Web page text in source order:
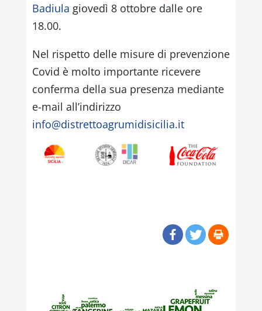
Badiula giovedì 8 ottobre dalle ore
18.00.
Nel rispetto delle misure di prevenzione
Covid è molto importante ricevere
conferma della sua presenza mediante
e-mail all’indirizzo
info@distrettoagrumidisicilia.it